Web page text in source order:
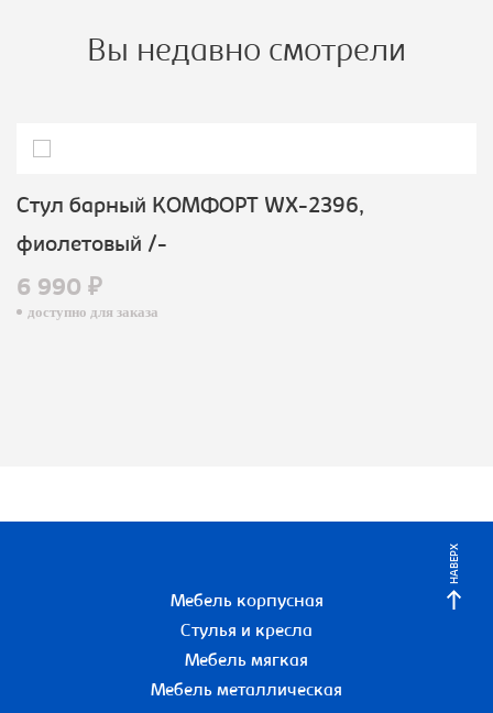
Вы недавно смотрели
Стул барный КОМФОРТ WX-2396,
фиолетовый /-
6 990 ₽
доступно для заказа
НАВЕРХ
Мебель корпусная
Стулья и кресла
Мебель мягкая
Мебель металлическая